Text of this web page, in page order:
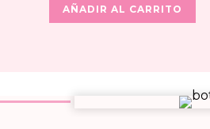
AÑADIR AL CARRITO